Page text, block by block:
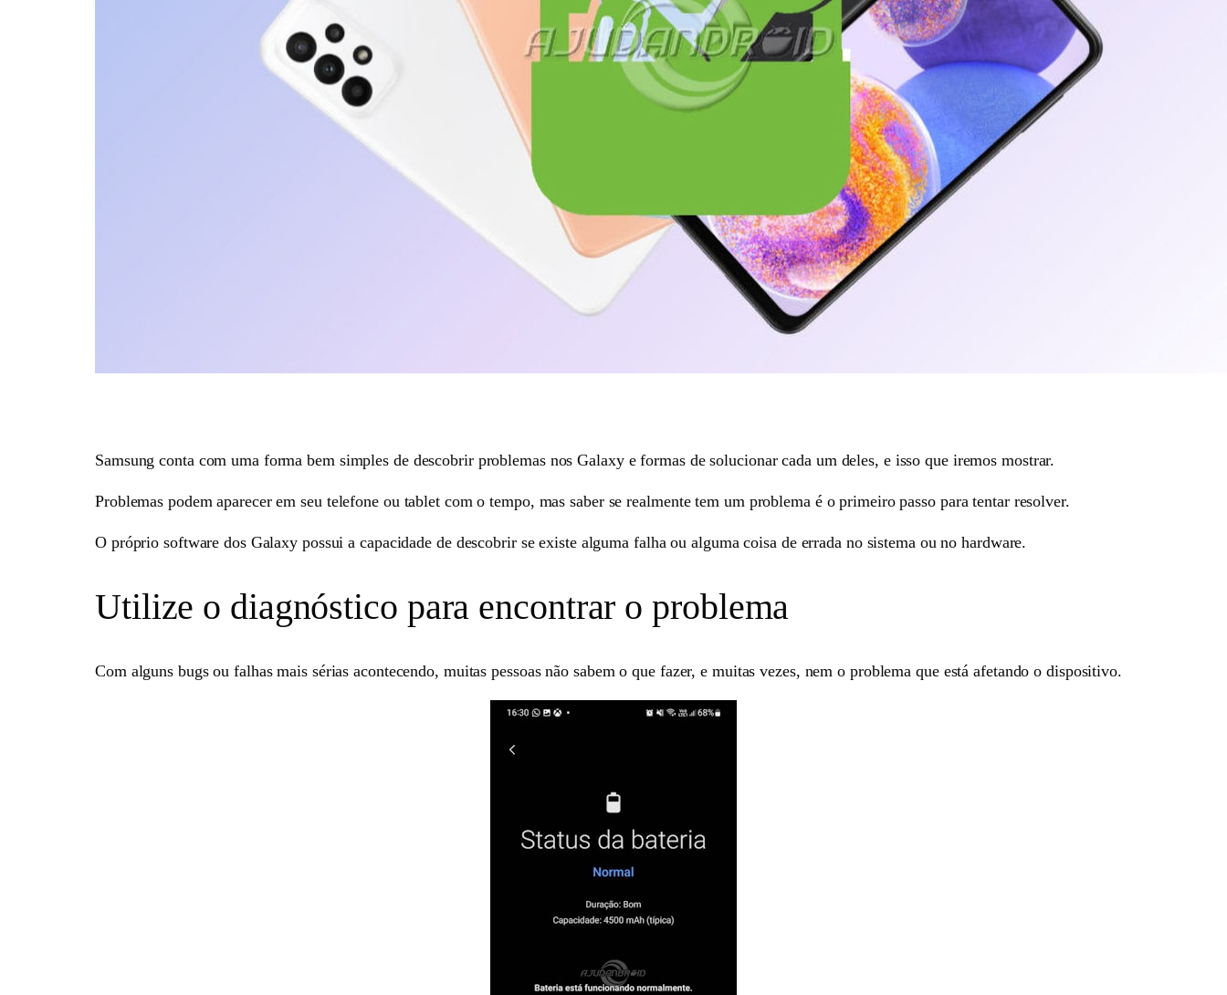
Samsung conta com uma forma bem simples de descobrir problemas nos Galaxy e formas de solucionar cada um deles, e isso que iremos mostrar.
Problemas podem aparecer em seu telefone ou tablet com o tempo, mas saber se realmente tem um problema é o primeiro passo para tentar resolver.
O próprio software dos Galaxy possui a capacidade de descobrir se existe alguma falha ou alguma coisa de errada no sistema ou no hardware.
Utilize o diagnóstico para encontrar o problema
Com alguns bugs ou falhas mais sérias acontecendo, muitas pessoas não sabem o que fazer, e muitas vezes, nem o problema que está afetando o dispositivo.